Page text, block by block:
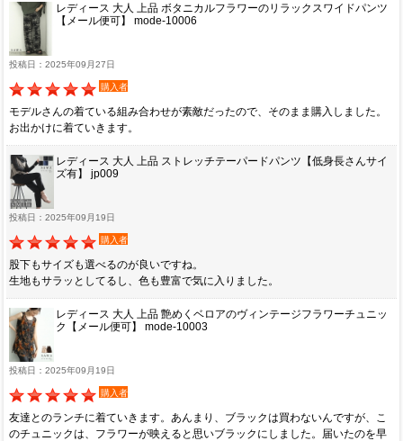
レディース 大人 上品 ボタニカルフラワーのリラックスワイドパンツ
【メール便可】 mode-10006
投稿日：2025年09月27日
購入者
モデルさんの着ている組み合わせが素敵だったので、そのまま購入しました。
お出かけに着ていきます。
レディース 大人 上品 ストレッチテーパードパンツ【低身長さんサイ
ズ有】 jp009
投稿日：2025年09月19日
購入者
股下もサイズも選べるのが良いですね。
生地もサラッとしてるし、色も豊富で気に入りました。
レディース 大人 上品 艶めくベロアのヴィンテージフラワーチュニッ
ク【メール便可】 mode-10003
投稿日：2025年09月19日
購入者
友達とのランチに着ていきます。あんまり、ブラックは買わないんですが、こ
のチュニックは、フラワーが映えると思いブラックにしました。届いたのを早